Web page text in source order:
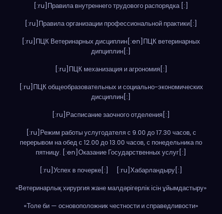
[:ru]Правила внутреннего трудового распорядка [:]
[:ru]Правила организации профессиональной практики[:]
[:ru]ПЦК Ветеринарных дисциплин[:en]ПЦК ветеринарных
дипциплин[:]
[:ru]ПЦК механизация и агрономия[:]
[:ru]ПЦК общеобразовательных и социально-экономических
дисциплин[:]
[:ru]Расписание заочного отделения[:]
[:ru]Режим работы услугодателя с 9.00 до 17.30 часов, с
перерывом на обед с 12.00 до 13.00 часов, с понедельника по
пятницу. [:en]Оказание Государственных услуг[:]
[:ru]Успех в почерке[:]
[:ru]Хабарландыру[:]
«Ветеринарлық хирургия жане малдәрігерлік ісін ұйымдастыру»
«Толе би — основоположник честности и справедливости»